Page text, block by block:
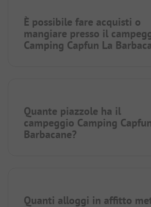
È possibile fare acquisti o
mangiare presso il
Camping Capfun La
Quante piazzole ha il
campeggio Camping
Barbacane?
Quanti alloggi in affitto